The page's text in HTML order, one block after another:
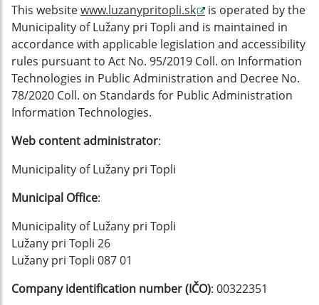
This websitewww.luzanypritopli.sk
is operated by the
Municipality of Lužany pri Topli and is maintained in
accordance with applicable legislation and accessibility
rules pursuant to Act No. 95/2019 Coll. on Information
Technologies in Public Administration and Decree No.
78/2020 Coll. on Standards for Public Administration
Information Technologies.
Web content administrator:
Municipality of Lužany pri Topli
Municipal Office:
Municipality of Lužany pri Topli
Lužany pri Topli 26
Lužany pri Topli 087 01
Company identification number (IČO): 00322351